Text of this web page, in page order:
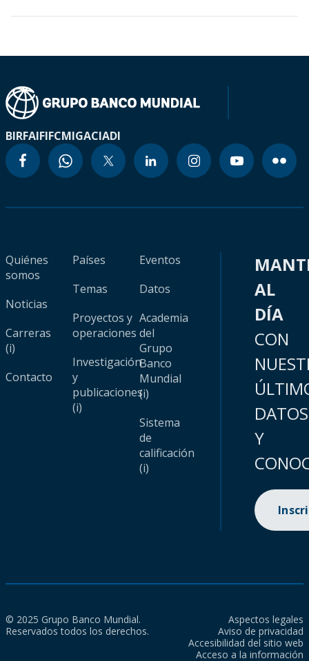
BIRFAIFIFCMIGACIADI
Quiénes
somos
Noticias
Carreras
(i)
Contacto
Países
Temas
Proyectos y
operaciones
Investigación
y
publicaciones
(i)
Eventos
Datos
Academia
del
Grupo
Banco
Mundial
(i)
Sistema
de
calificación
(i)
AL
DÍA
CON
DATOS
Y
© 2025 Grupo Banco Mundial.
Reservados todos los derechos.
Aspectos legales
Aviso de privacidad
Accesibilidad del sitio web
Acceso a la información